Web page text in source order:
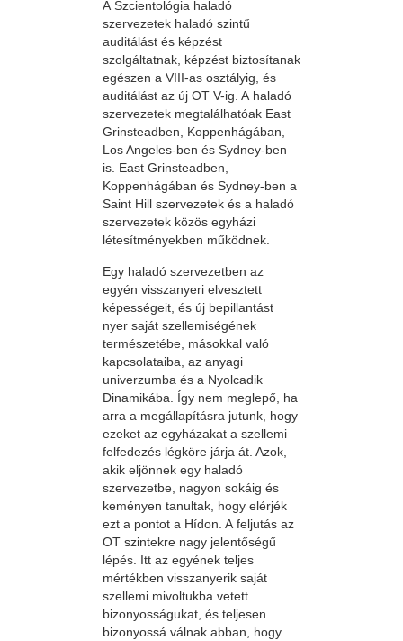
A Szcientológia haladó
szervezetek haladó szintű
auditálást és képzést
szolgáltatnak, képzést biztosítanak
egészen a VIII-as osztályig, és
auditálást az új OT V-ig. A haladó
szervezetek megtalálhatóak East
Grinsteadben, Koppenhágában,
Los Angeles-ben és Sydney-ben
is. East Grinsteadben,
Koppenhágában és Sydney-ben a
Saint Hill szervezetek és a haladó
szervezetek közös egyházi
létesítményekben működnek.
Egy haladó szervezetben az
egyén visszanyeri elvesztett
képességeit, és új bepillantást
nyer saját szellemiségének
természetébe, másokkal való
kapcsolataiba, az anyagi
univerzumba és a Nyolcadik
Dinamikába. Így nem meglepő, ha
arra a megállapításra jutunk, hogy
ezeket az egyházakat a szellemi
felfedezés légköre járja át. Azok,
akik eljönnek egy haladó
szervezetbe, nagyon sokáig és
keményen tanultak, hogy elérjék
ezt a pontot a Hídon. A feljutás az
OT szintekre nagy jelentőségű
lépés. Itt az egyének teljes
mértékben visszanyerik saját
szellemi mivoltukba vetett
bizonyosságukat, és teljesen
bizonyossá válnak abban, hogy